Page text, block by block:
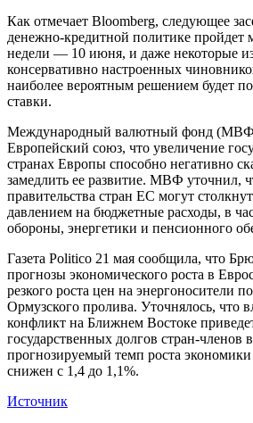
Как отмечает Bloomberg, следующее
денежно-кредитной политике пройдет
недели — 10 июня, и даже некоторые
консервативно настроенных
наиболее вероятным решением будет
ставки.
Международный валютный фонд
Европейский союз, что увеличение
странах Европы способно негативно
замедлить ее развитие. МВФ уточнил,
правительства стран ЕС могут
давлением на бюджетные расходы, в
обороны, энергетики и пенсионного
Газета Politico 21 мая сообщила, что
прогнозы экономического роста в
резкого роста цен на энергоносители
Ормузского пролива. Уточнялось, что
конфликт на Ближнем Востоке
государственных долгов стран-членов
прогнозируемый темп роста
снижен с 1,4 до 1,1%.
Источник